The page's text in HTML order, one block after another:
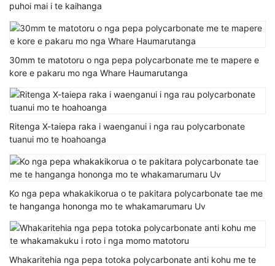
puhoi mai i te kaihanga
30mm te matotoru o nga pepa polycarbonate me te mapere e
kore e pakaru mo nga Whare Haumarutanga
Ritenga X-taiepa raka i waenganui i nga rau polycarbonate
tuanui mo te hoahoanga
Ko nga pepa whakakikorua o te pakitara polycarbonate tae me
te hanganga hononga mo te whakamarumaru Uv
Whakaritehia nga pepa totoka polycarbonate anti kohu me te